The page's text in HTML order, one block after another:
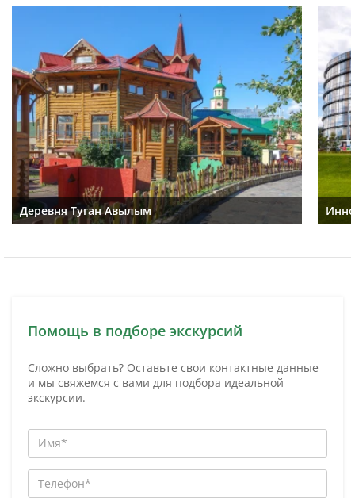
Деревня Туган Авылым
Помощь в подборе экскурсий
Сложно выбрать? Оставьте свои контактные данные
и мы свяжемся с вами для подбора идеальной
экскурсии.